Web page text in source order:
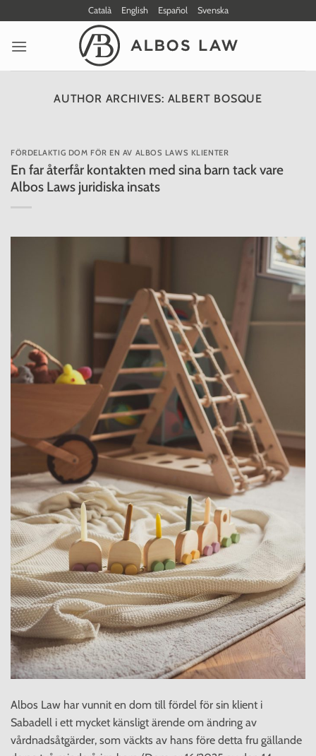
to
content
Català English Español Svenska
AUTHOR ARCHIVES: ALBERT BOSQUE
FÖRDELAKTIG DOM FÖR EN AV ALBOS LAWS KLIENTER
En far återfår kontakten med sina barn tack vare
Albos Laws juridiska insats
Albos Law har vunnit en dom till fördel för sin klient i
Sabadell i ett mycket känsligt ärende om ändring av
vårdnadsåtgärder, som väckts av hans före detta fru gällande